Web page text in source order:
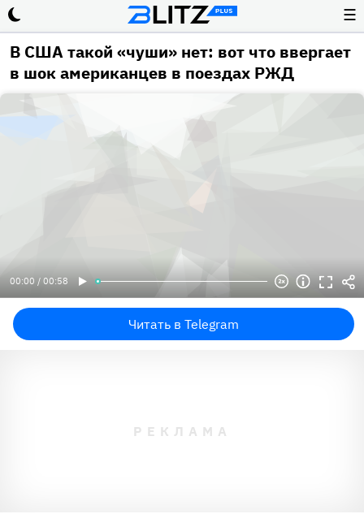
☰
В США такой «чуши» нет: вот что ввергает
в шок американцев в поездах РЖД
00:00 / 00:58
Читать в Telegram